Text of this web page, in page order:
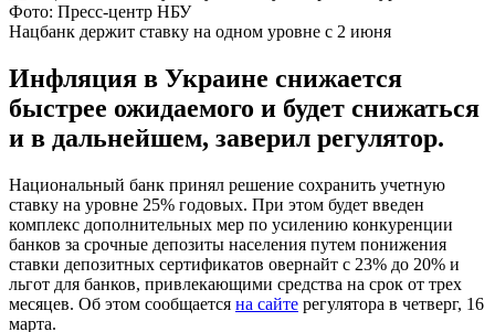
Фото: Пресс-центр НБУ
Нацбанк держит ставку на одном уровне с 2 июня
Инфляция в Украине снижается
быстрее ожидаемого и будет снижаться
и в дальнейшем, заверил регулятор.
Национальный банк принял решение сохранить учетную
ставку на уровне 25% годовых. При этом будет введен
комплекс дополнительных мер по усилению конкуренции
банков за срочные депозиты населения путем понижения
ставки депозитных сертификатов овернайт с 23% до 20% и
льгот для банков, привлекающими средства на срок от трех
месяцев. Об этом сообщается на сайте регулятора в четверг, 16
марта.